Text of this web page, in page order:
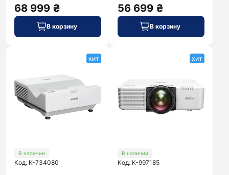
68 999 ₴
В корзину
56 699 ₴
В корзину
хит
В наличии
Код: K-734080
хит
В наличии
Код: K-997185